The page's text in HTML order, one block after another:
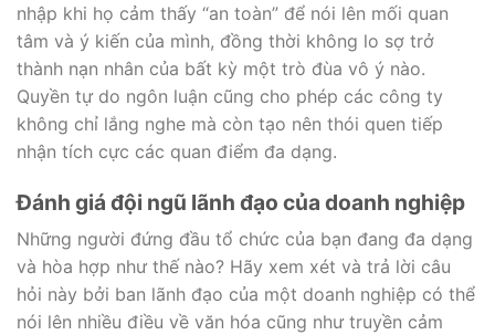
nhập khi họ cảm thấy “an toàn” để nói lên mối quan
tâm và ý kiến ​​của mình, đồng thời không lo sợ trở
thành nạn nhân của bất kỳ một trò đùa vô ý nào.
Quyền tự do ngôn luận cũng cho phép các công ty
không chỉ lắng nghe mà còn tạo nên thói quen tiếp
nhận tích cực các quan điểm đa dạng.
Đánh giá đội ngũ lãnh đạo của doanh nghiệp
Những người đứng đầu tổ chức của bạn đang đa dạng
và hòa hợp như thế nào? Hãy xem xét và trả lời câu
hỏi này bởi ban lãnh đạo của một doanh nghiệp có thể
nói lên nhiều điều về văn hóa cũng như truyền cảm